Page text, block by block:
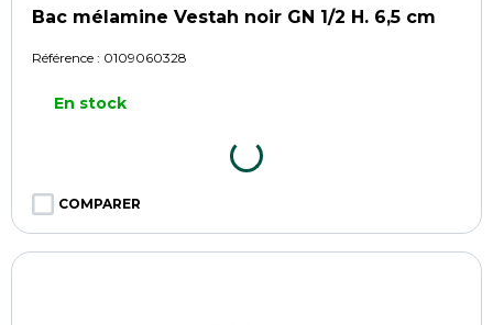
Bac mélamine Vestah noir GN 1/2 H. 6,5 cm
Référence : 0109060328
En stock
COMPARER